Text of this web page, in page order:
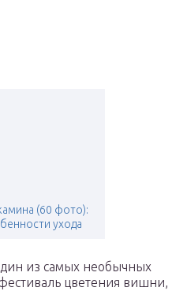
(60 фото):
ухода
из самых необычных
цветения вишни,